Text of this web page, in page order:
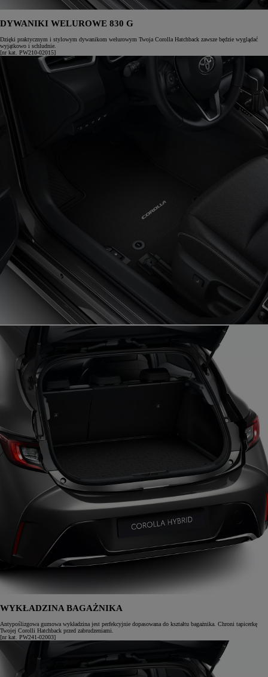
DYWANIKI WELUROWE 830 G
Dzięki praktycznym i stylowym dywanikom welurowym Twoja Corolla Hatchback zawsze będzie wyglądać
wyjątkowo i schludnie.
[nr kat. PW210-02015]
WYKŁADZINA BAGAŻNIKA
Antypoślizgowa gumowa wykładzina jest perfekcyjnie dopasowana do kształtu bagażnika. Chroni tapicerkę
Twojej Corolli Hatchback przed zabrudzeniami.
[nr kat. PW241-02003]